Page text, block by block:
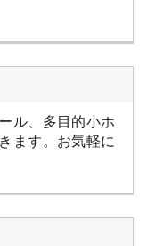
ル、多目的小ホ
ます。お気軽に